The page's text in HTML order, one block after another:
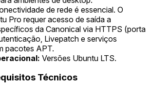
de rede é essencial. O
Pro requer acesso de saída a
da Canonical via HTTPS (porta
Livepatch e serviços
pacotes APT.
Versões Ubuntu LTS.
Técnicos